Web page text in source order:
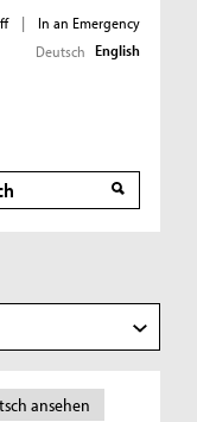
|
In an Emergency
Deutsch English
ansehen